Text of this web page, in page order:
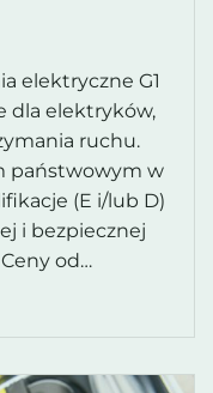
elektryczne G1
dla elektryków,
ruchu.
państwowym w
(E i/lub D)
i bezpiecznej
od…